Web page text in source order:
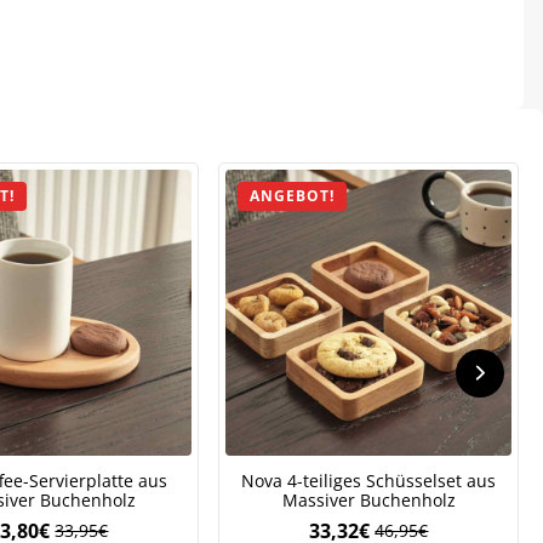
Servierplatte aus
Buchenholz
33,95€
€
ANGEBOT!
Nova 4-teiliges Schüsselset aus
Massiver Buchenholz
46,95€
33,32€